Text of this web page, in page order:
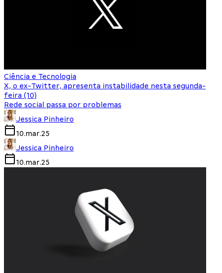
Ciência e Tecnologia
X, o ex-Twitter, apresenta instabilidade nesta segunda-
feira (10)
Rede social passa por problemas
Jessica Pinheiro
10.mar.25
Jessica Pinheiro
10.mar.25